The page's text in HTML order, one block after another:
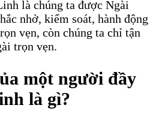
là chúng ta được Ngài
nhở, kiểm soát, hành động
vẹn, còn chúng ta chỉ tận
trọn vẹn.
một người đầy
là gì?